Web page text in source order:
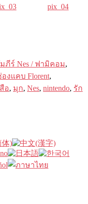
pix_04
ภีร์ Nes / ฟามิคอม,
องแคบ Florent,
อ, มุก, Nes, nintendo, รัก